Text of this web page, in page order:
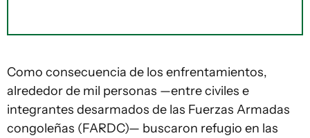
Como consecuencia de los enfrentamientos,
alrededor de mil personas —entre civiles e
integrantes desarmados de las Fuerzas Armadas
congoleñas (FARDC)— buscaron refugio en las